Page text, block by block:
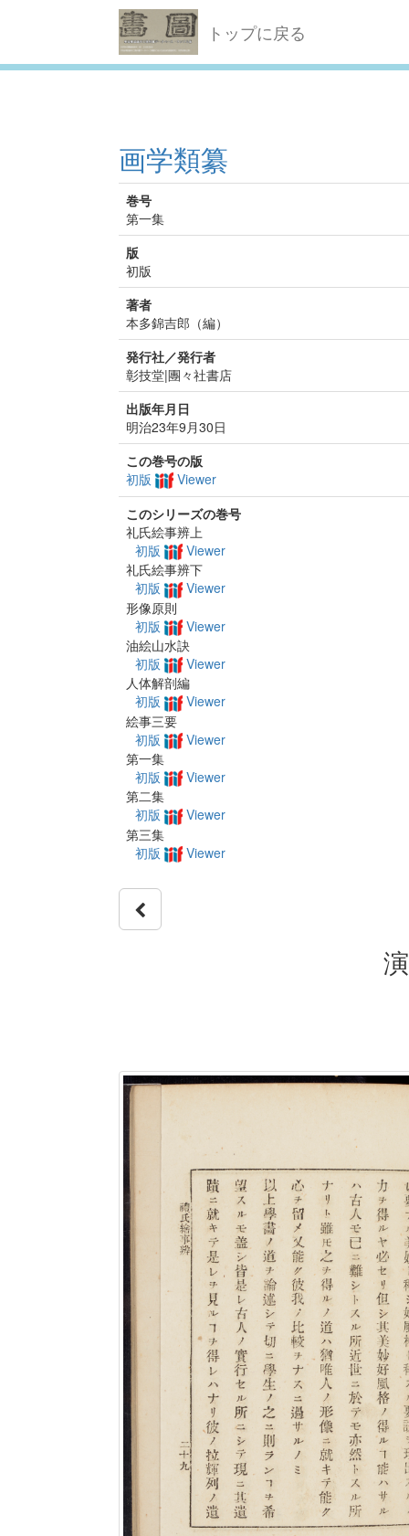
トップに戻る
画学類纂
巻号
第一集
版
初版
著者
本多錦吉郎（編）
発行社／発行者
彰技堂|團々社書店
出版年月日
明治23年9月30日
この巻号の版
初版
Viewer
このシリーズの巻号
礼氏絵事辨上
初版
Viewer
礼氏絵事辨下
初版
Viewer
形像原則
初版
Viewer
油絵山水訣
初版
Viewer
人体解剖編
初版
Viewer
絵事三要
初版
Viewer
第一集
初版
Viewer
第二集
初版
Viewer
第三集
初版
Viewer